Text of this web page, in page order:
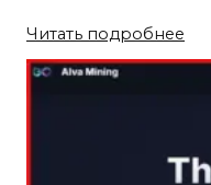
Читать подробнее